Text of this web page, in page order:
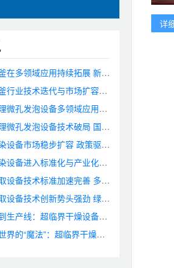
应用持续拓展 新能源与可降解材料赛道需求旺盛
术迭代与市场扩容并行 国产化进程全面提速
设备多领域应用持续拓展 市场需求加速释放
泡设备技术破局 国产装备实现国际领先
场稳步扩容 政策驱动与技术创新双轮并进
标准化与产业化快车道 绿色制造技术加速落地
术标准加速完善 多元应用驱动市场增长
术创新势头强劲 绿色应用场景持续拓宽
：超临界干燥设备的应用拓展与未来趋势
“魔法”：超临界干燥技术原理与应用
详